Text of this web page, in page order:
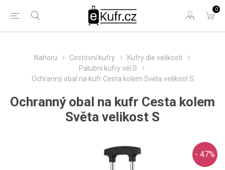
0
Nahoru Cestovní kufry
Kufry dle velikosti
Palubní kufry vel.S
Ochranný obal na kufr Cesta kolem Světa velikost S
Ochranný obal na kufr Cesta kolem
Světa velikost S
- 47%